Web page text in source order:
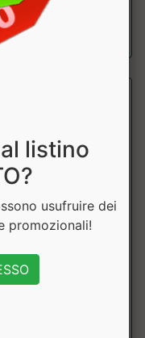
di...
listino
usufruire dei
promozionali!